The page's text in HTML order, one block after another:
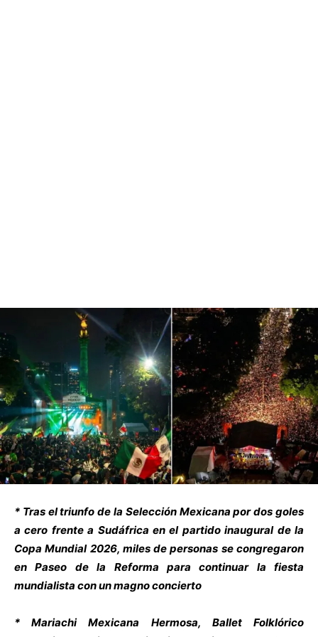
* Tras el triunfo de la Selección Mexicana por dos goles
a cero frente a Sudáfrica en el partido inaugural de la
Copa Mundial 2026, miles de personas se congregaron
en Paseo de la Reforma para continuar la fiesta
mundialista con un magno concierto
* Mariachi Mexicana Hermosa, Ballet Folklórico